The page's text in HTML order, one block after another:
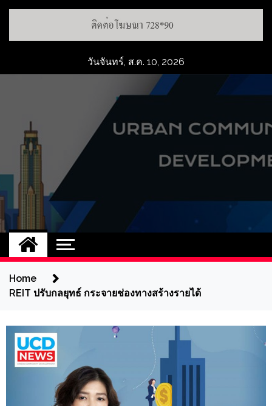
วันจันทร์, ส.ค. 10, 2026
UCD
NEW
Home
REIT ปรับกลยุทธ์ กระจายช่องทางสร้างรายได้